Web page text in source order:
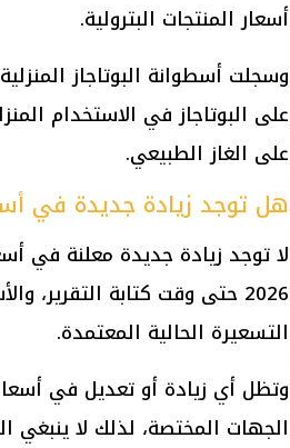
أسعار المنتجات البترولية.
على البوتاجاز في الاستخدام
على الغاز الطبيعي.
هل توجد زيادة جديدة في
2026 حتى وقت كتابة
التسعيرة الحالية المعتمدة.
وتظل أي زيادة أو تعديل في
الجهات المختصة، لذلك لا ينبغي